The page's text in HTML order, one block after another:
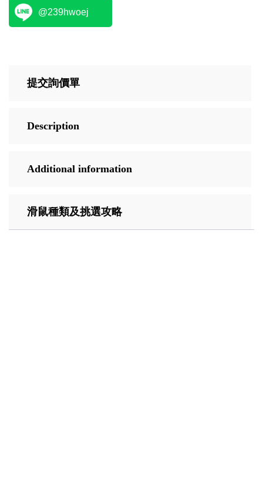
@239hwoej
提交詢價單
Description
Additional information
滑鼠種類及挑選攻略